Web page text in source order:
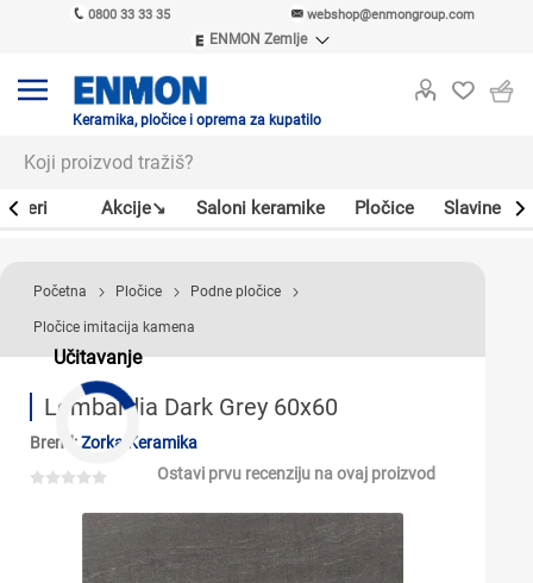
0800 33 33 35 webshop@enmongroup.com
ENMON Zemlje
ENMON MKD
Keramika, pločice i oprema za kupatilo
Akcije↘ Saloni keramike Pločice Slavine
Učitavanje
Početna Pločice Podne pločice
Pločice imitacija kamena
Lombardia Dark Grey 60x60
Brend:Zorka Keramika
Ostavi prvu recenziju na ovaj proizvod